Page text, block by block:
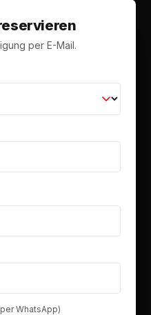
per E-Mail.
WhatsApp)